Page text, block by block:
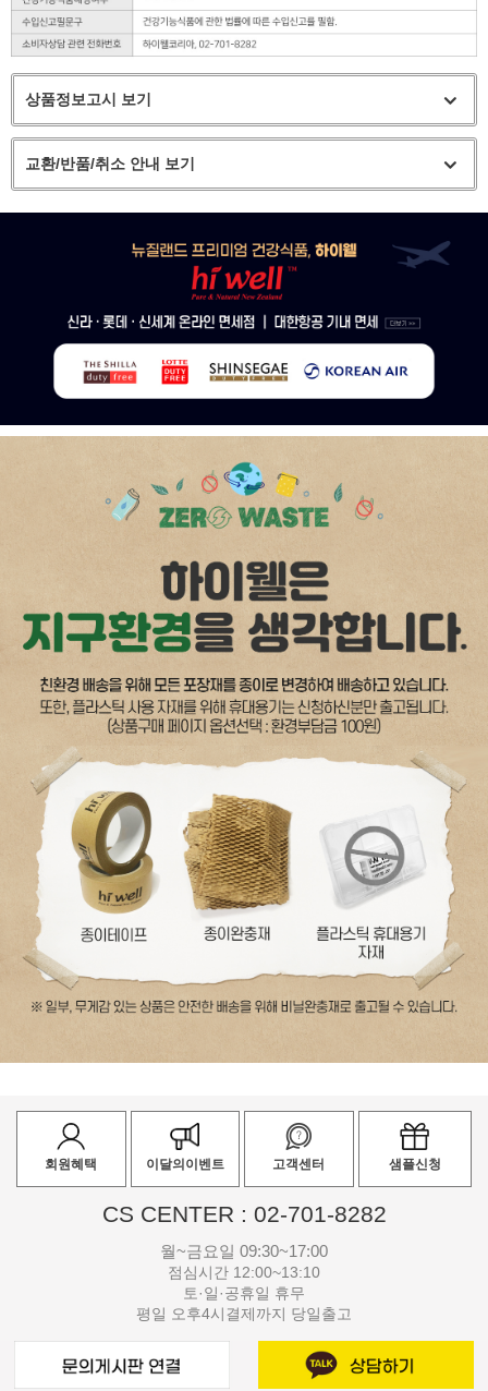
상품정보고시 보기
교환/반품/취소 안내 보기
회원혜택 이달의이벤트 고객센터 샘플신청
CS CENTER : 02-701-8282
월~금요일 09:30~17:00
점심시간 12:00~13:10
토·일·공휴일 휴무
평일 오후4시결제까지 당일출고